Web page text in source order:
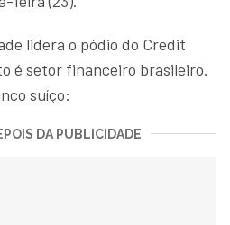
lidera o pódio do Credit
é setor financeiro brasileiro.
suíço:
DA PUBLICIDADE